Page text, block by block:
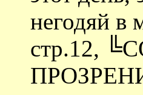
негодяй в
стр.12,